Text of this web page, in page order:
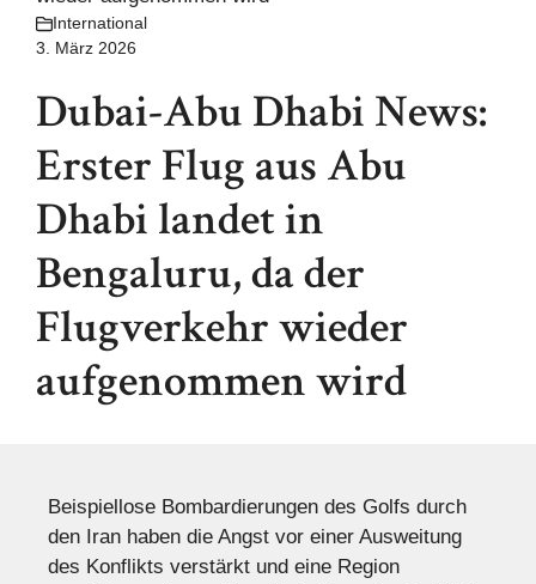
International
3. März 2026
Dubai-Abu Dhabi News:
Erster Flug aus Abu
Dhabi landet in
Bengaluru, da der
Flugverkehr wieder
aufgenommen wird
Beispiellose Bombardierungen des Golfs durch
den Iran haben die Angst vor einer Ausweitung
des Konflikts verstärkt und eine Region